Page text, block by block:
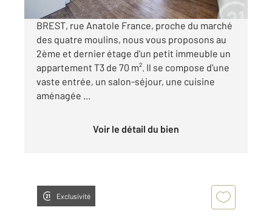
BREST, rue Anatole France, proche du marché
des quatre moulins, nous vous proposons au
2ème et dernier étage d'un petit immeuble un
appartement T3 de 70 m². Il se compose d'une
vaste entrée, un salon-séjour, une cuisine
aménagée ...
Voir le détail du bien
Exclusivité